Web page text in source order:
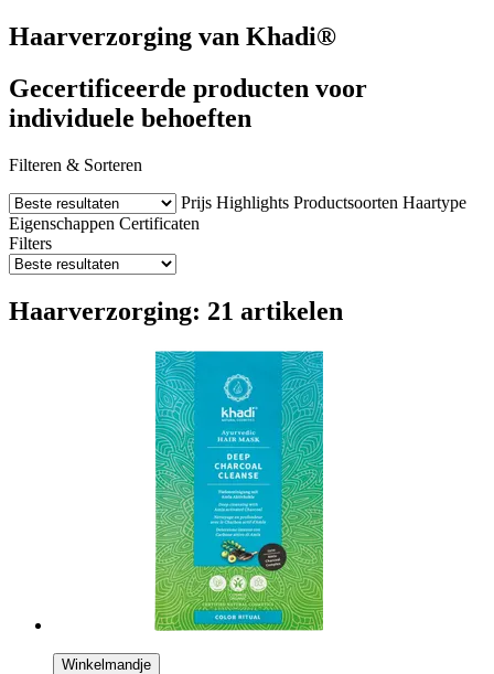
Haarverzorging van Khadi®
Gecertificeerde producten voor
individuele behoeften
Filteren & Sorteren
Prijs Highlights Productsoorten Haartype
Eigenschappen Certificaten
Filters
Haarverzorging: 21 artikelen
Winkelmandje